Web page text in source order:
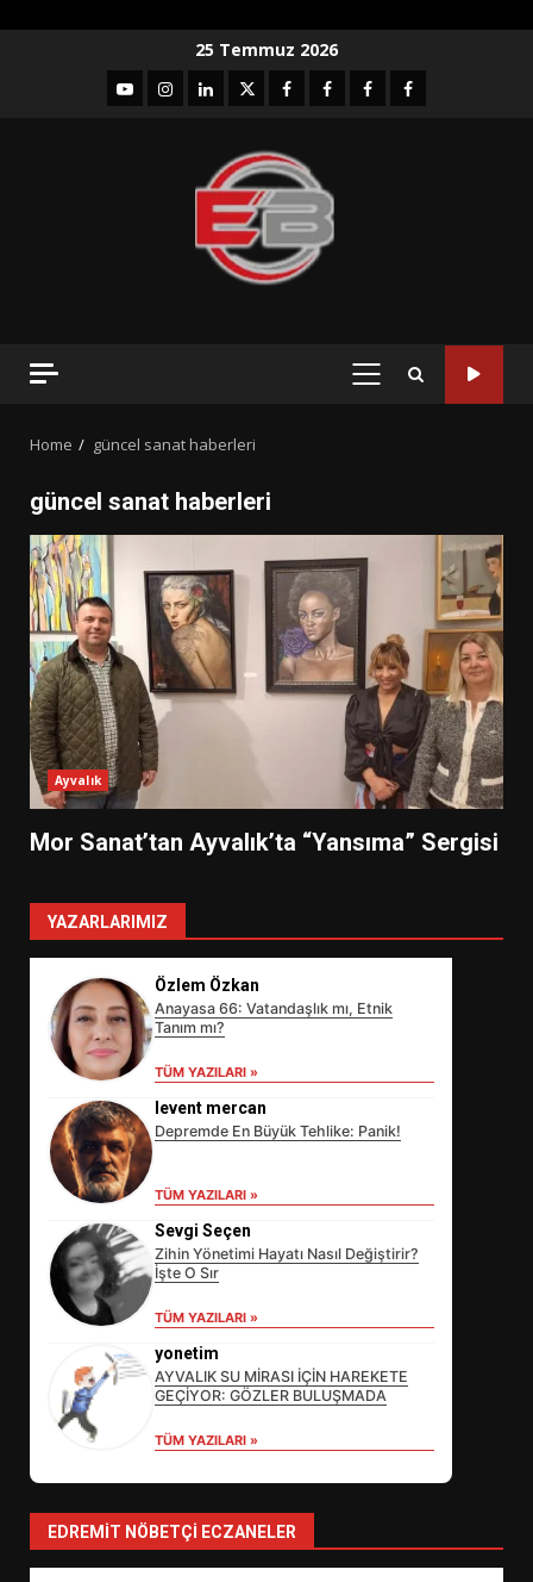
25 Temmuz 2026
YouTubeInstagram
LinkedIntwitterfacebook-Facebook-
Facebook-Facebook-
PRIMARY
Home güncel sanat haberleri
güncel sanat haberleri
Ayvalık
Mor Sanat’tan Ayvalık’ta “Yansıma” Sergisi
YAZARLARIMIZ
Özlem Özkan
Anayasa 66: Vatandaşlık mı, Etnik
Tanım mı?
TÜM YAZILARI »
levent mercan
Depremde En Büyük Tehlike: Panik!
TÜM YAZILARI »
Sevgi Seçen
Zihin Yönetimi Hayatı Nasıl Değiştirir?
İşte O Sır
TÜM YAZILARI »
yonetim
AYVALIK SU MİRASI İÇİN HAREKETE
GEÇİYOR: GÖZLER BULUŞMADA
TÜM YAZILARI »
EDREMIT NÖBETÇI ECZANELER
SÜRDÜRÜLEBİLİRLİKTE NE
DEĞİŞECEK?
4